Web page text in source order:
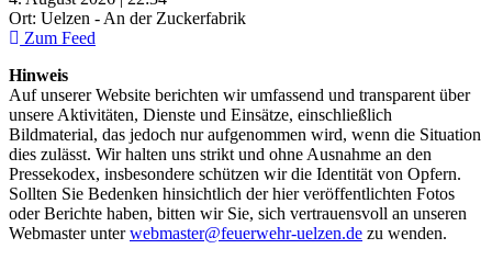
Ort: Uelzen - An der Zuckerfabrik
Zum Feed
Hinweis
Auf unserer Website berichten wir umfassend und transparent über
unsere Aktivitäten, Dienste und Einsätze, einschließlich
Bildmaterial, das jedoch nur aufgenommen wird, wenn die Situation
dies zulässt. Wir halten uns strikt und ohne Ausnahme an den
Pressekodex, insbesondere schützen wir die Identität von Opfern.
Sollten Sie Bedenken hinsichtlich der hier veröffentlichten Fotos
oder Berichte haben, bitten wir Sie, sich vertrauensvoll an unseren
Webmaster unterwebmaster@feuerwehr-uelzen.de zu wenden.